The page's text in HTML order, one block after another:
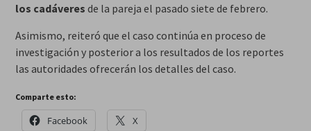
los cadáveres de la pareja el pasado siete de febrero.
Asimismo, reiteró que el caso continúa en proceso de
investigación y posterior a los resultados de los reportes
las autoridades ofrecerán los detalles del caso.
Comparte esto:
Facebook X